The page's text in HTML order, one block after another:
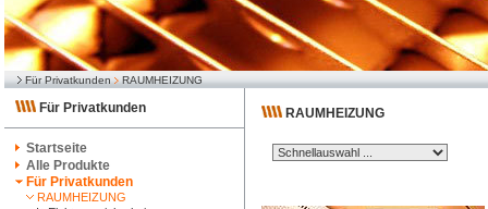
Für Privatkunden RAUMHEIZUNG
Für Privatkunden
Startseite
Alle Produkte
Für Privatkunden
RAUMHEIZUNG
RAUMHEIZUNG